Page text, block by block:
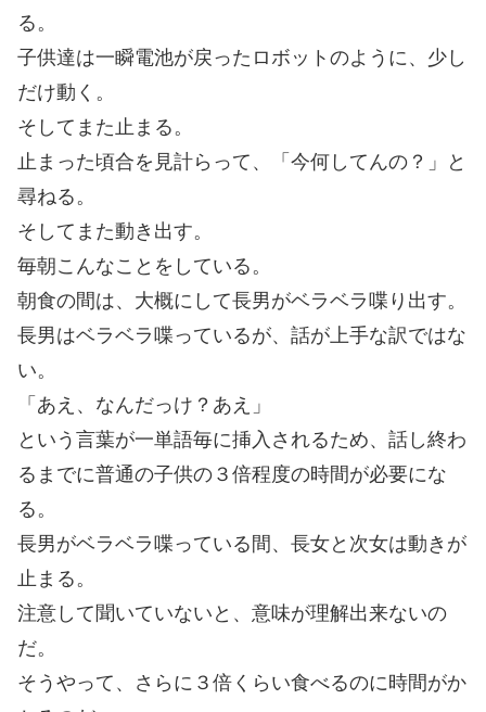
る。
子供達は一瞬電池が戻ったロボットのように、少し
だけ動く。
そしてまた止まる。
止まった頃合を見計らって、「今何してんの？」と
尋ねる。
そしてまた動き出す。
毎朝こんなことをしている。
朝食の間は、大概にして長男がベラベラ喋り出す。
長男はベラベラ喋っているが、話が上手な訳ではな
い。
「あえ、なんだっけ？あえ」
という言葉が一単語毎に挿入されるため、話し終わ
るまでに普通の子供の３倍程度の時間が必要にな
る。
長男がベラベラ喋っている間、長女と次女は動きが
止まる。
注意して聞いていないと、意味が理解出来ないの
だ。
そうやって、さらに３倍くらい食べるのに時間がか